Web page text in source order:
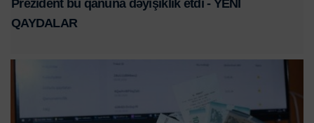
Prezident bu qanuna dəyişiklik etdi - YENİ
QAYDALAR